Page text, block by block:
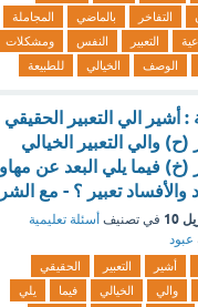
التفاخر بالماضي
المجاملة
التعبير النفس
ومشكلات
الوصف الخيالي للطبيعة
: أشير الي التعبير الحقيقي
(ح) والي التعبير الخيالي
(خ) فيما يلي البعد عن
والأفساد تعبير ؟ - مع
10 في تصنيف أسئلة تعليمية
عبود
أشير التعبير
الحقيقي
والي الخيالي فيما
يلي